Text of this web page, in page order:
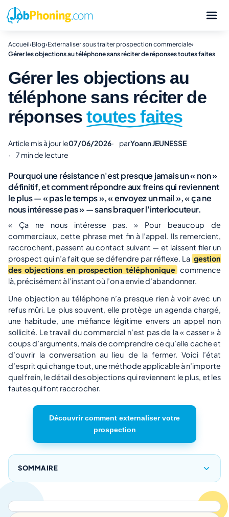
Accueil›Blog›Externaliser sous traiter prospection commerciale›
Gérer les objections au téléphone sans réciter de réponses toutes faites
Gérer les objections au
téléphone sans réciter de
réponsestoutes faites
Article mis à jour le07/06/2026 parYoann JEUNESSE
7 min de lecture
Pourquoi une résistance n'est presque jamais un « non »
définitif, et comment répondre aux freins qui reviennent
le plus — « pas le temps », « envoyez un mail », « ça ne
nous intéresse pas » — sans braquer l'interlocuteur.
« Ça ne nous intéresse pas. » Pour beaucoup de
commerciaux, cette phrase met fin à l’appel. Ils remercient,
raccrochent, passent au contact suivant — et laissent filer un
prospect qui n’a fait que se défendre par réflexe. La gestion
des objections en prospection téléphonique commence
là, précisément à l’instant où l’on a envie d’abandonner.
Une objection au téléphone n’a presque rien à voir avec un
refus mûri. Le plus souvent, elle protège un agenda chargé,
une habitude, une méfiance légitime envers un appel non
sollicité. Le travail du commercial n’est pas de la « casser » à
coups d’arguments, mais de comprendre ce qu’elle cache et
d’ouvrir la conversation au lieu de la fermer. Voici l’état
d’esprit qui change tout, une méthode applicable à n’importe
quel frein, le détail des objections qui reviennent le plus, et les
fautes qui font raccrocher.
Découvrir comment externaliser votre
prospection
SOMMAIRE